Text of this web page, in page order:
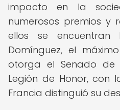
impacto en la
numerosos premios y
ellos se encuentran
Domínguez, el
otorga el Senado de
Legión de Honor, con
Francia distinguió su